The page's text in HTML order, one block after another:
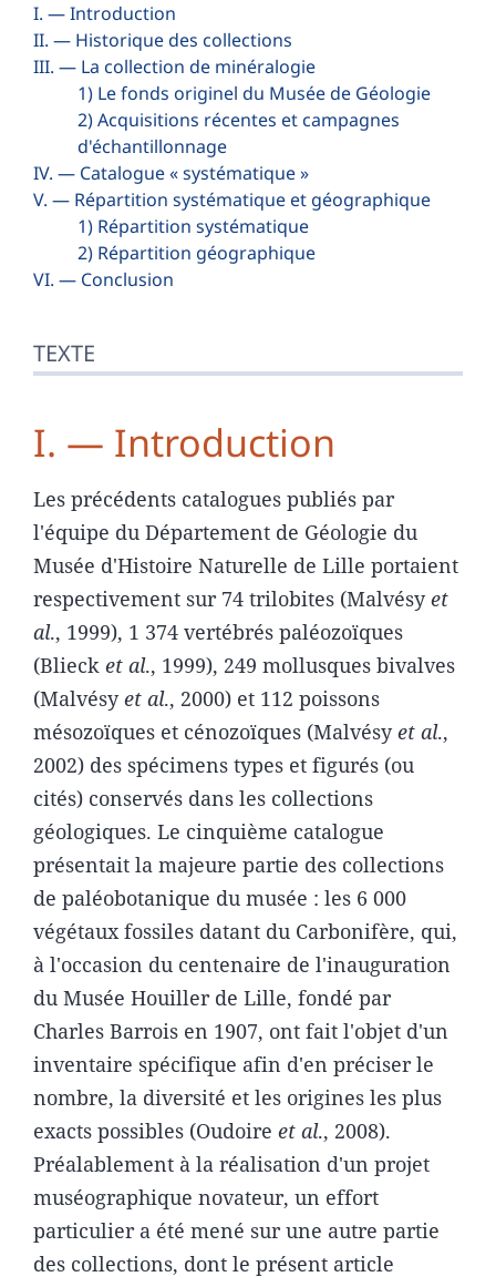
I. — Introduction
II. — Historique des collections
III. — La collection de minéralogie
1) Le fonds originel du Musée de Géologie
2) Acquisitions récentes et campagnes
d'échantillonnage
IV. — Catalogue « systématique »
V. — Répartition systématique et géographique
1) Répartition systématique
2) Répartition géographique
VI. — Conclusion
TEXTE
I. — Introduction
Les précédents catalogues publiés par
l'équipe du Département de Géologie du
Musée d'Histoire Naturelle de Lille portaient
respectivement sur 74 trilobites (Malvésyet
al., 1999), 1 374 vertébrés paléozoïques
(Blieck et al., 1999), 249 mollusques bivalves
(Malvésyet al., 2000) et 112 poissons
mésozoïques et cénozoïques (Malvésyet al.,
2002) des spécimens types et figurés (ou
cités) conservés dans les collections
géologiques. Le cinquième catalogue
présentait la majeure partie des collections
de paléobotanique du musée : les 6 000
végétaux fossiles datant du Carbonifère, qui,
à l'occasion du centenaire de l'inauguration
du Musée Houiller de Lille, fondé par
Charles Barrois en 1907, ont fait l'objet d'un
inventaire spécifique afin d'en préciser le
nombre, la diversité et les origines les plus
exacts possibles (Oudoire et al., 2008).
Préalablement à la réalisation d'un projet
muséographique novateur, un effort
particulier a été mené sur une autre partie
des collections, dont le présent article